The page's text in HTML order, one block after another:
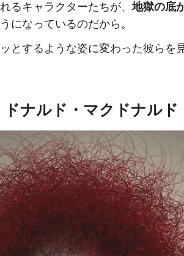
るキャラクターたちが、地獄の底
になっているのだから。
とするような姿に変わった彼らを
ドナルド・マクドナルド